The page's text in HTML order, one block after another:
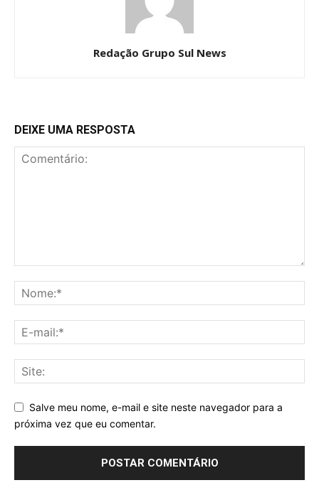
Redação Grupo Sul News
DEIXE UMA RESPOSTA
Salve meu nome, e-mail e site neste navegador para a
próxima vez que eu comentar.